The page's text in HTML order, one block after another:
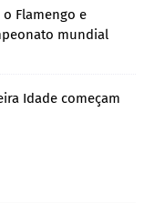
Flamengo e
mundial
Idade começam